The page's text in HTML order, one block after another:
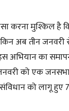
करना मुश्किल है
अब तीन
अभियान का
को एक
को लागू हुए